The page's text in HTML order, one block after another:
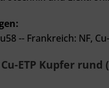
-- Frankreich: NF,
ETP Kupfer rund